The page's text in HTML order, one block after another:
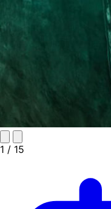
1 / 15